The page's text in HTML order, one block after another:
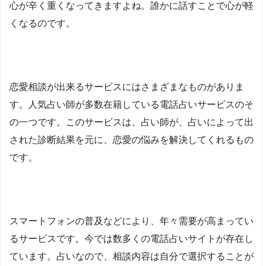
心が辛く重くなってきますよね。誰かに話すことで心が軽
くなるのです。
恋愛相談が出来るサービスにはさまざまなものがありま
す。人気占い師が多数在籍している電話占いサービスのそ
の一つです。このサービスは、占い師が、占いによって出
された診断結果を元に、恋愛の悩みを解決してくれるもの
です。
スマートフォンの普及などにより、年々需要が高まってい
るサービスです。今では数多くの電話占いサイトが存在し
ています。占いなので、相談内容は自分で選択することが